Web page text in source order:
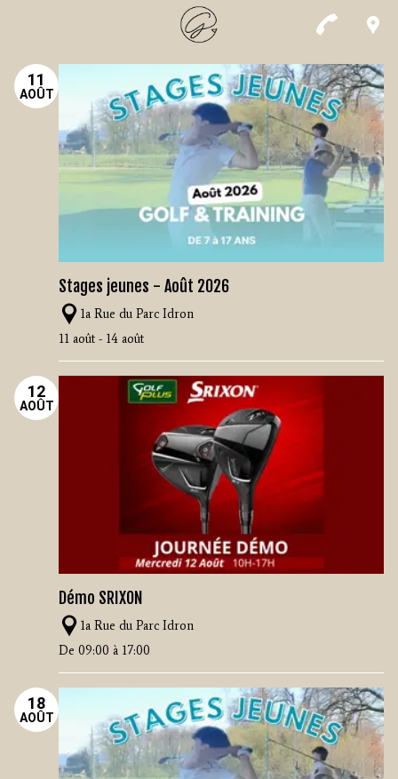
11
AOÛT
Stages jeunes - Août 2026
1a Rue du Parc Idron
11 août - 14 août
12
AOÛT
Démo SRIXON
1a Rue du Parc Idron
De 09:00 à 17:00
18
AOÛT